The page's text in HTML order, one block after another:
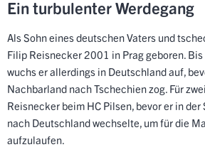
Ein turbulenter Werdegang
Als Sohn eines deutschen Vaters und
Filip Reisnecker 2001 in Prag geboren.
wuchs er allerdings in Deutschland auf,
Nachbarland nach Tschechien zog. Für
Reisnecker beim HC Pilsen, bevor er in
nach Deutschland wechselte, um für die
aufzulaufen.